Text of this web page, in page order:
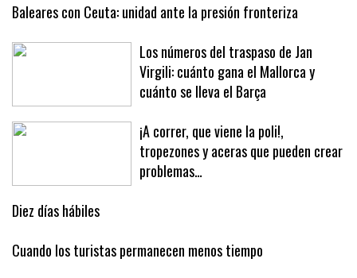
Baleares con Ceuta: unidad ante la presión fronteriza
Los números del traspaso de Jan
Virgili: cuánto gana el Mallorca y
cuánto se lleva el Barça
¡A correr, que viene la poli!,
tropezones y aceras que pueden crear
problemas…
Diez días hábiles
Cuando los turistas permanecen menos tiempo